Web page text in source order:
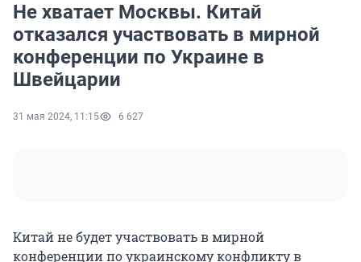
Не хватает Москвы. Китай
отказался участвовать в мирной
конференции по Украине в
Швейцарии
31 мая 2024, 11:15 6 627
Китай не будет участвовать в мирной
конференции по украинскому конфликту в